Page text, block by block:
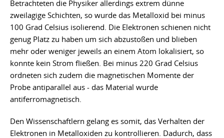
Betrachteten die Physiker allerdings extrem dünne
zweilagige Schichten, so wurde das Metalloxid bei minus
100 Grad Celsius isolierend. Die Elektronen schienen nicht
genug Platz zu haben um sich abzustoßen und blieben
mehr oder weniger jeweils an einem Atom lokalisiert, so
konnte kein Strom fließen. Bei minus 220 Grad Celsius
ordneten sich zudem die magnetischen Momente der
Probe antiparallel aus - das Material wurde
antiferromagnetisch.
Den Wissenschaftlern gelang es somit, das Verhalten der
Elektronen in Metalloxiden zu kontrollieren. Dadurch, dass